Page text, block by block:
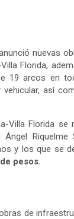
nuevas
Florida,
19 arcos en
así
Villa Florida se
Riquelme
y los que se
pesos.
de